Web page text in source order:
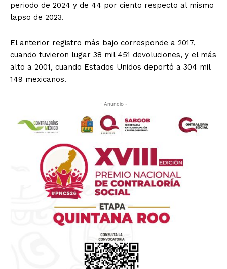
periodo de 2024 y de 44 por ciento respecto al mismo
lapso de 2023.
El anterior registro más bajo corresponde a 2017,
cuando tuvieron lugar 38 mil 451 devoluciones, y el más
alto a 2001, cuando Estados Unidos deportó a 304 mil
149 mexicanos.
- Anuncio -